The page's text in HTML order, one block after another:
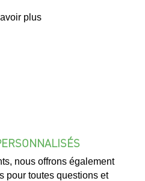
plus
nous offrons également
pour toutes questions et